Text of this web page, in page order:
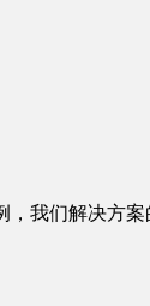
我们解决方案